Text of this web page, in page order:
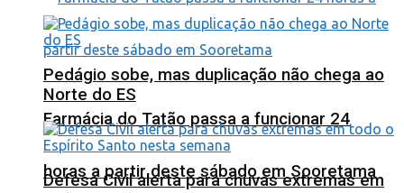
Farmácia do Tatão passa a funcionar 24
horas a partir deste sábado em Sooretama
Pedágio sobe, mas duplicação não chega ao
Norte do ES
Defesa Civil alerta para chuvas extremas em